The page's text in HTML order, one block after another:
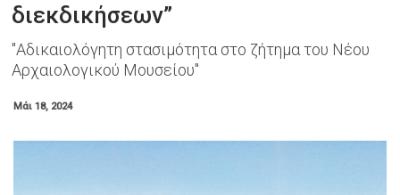
διεκδικήσεων”
"Αδικαιολόγητη στασιμότητα στο ζήτημα του Νέου
Αρχαιολογικού Μουσείου"
Μάι 18, 2024